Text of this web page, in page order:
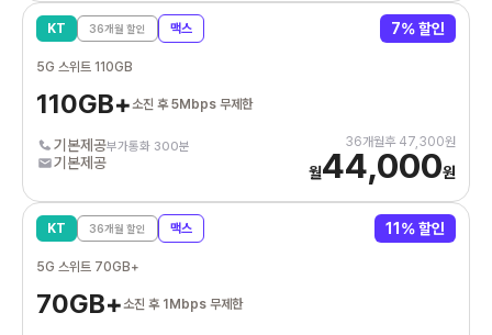
KT 36개월 할인 맥스 7% 할인
5G 스위트 110GB
110GB+소진 후 5Mbps 무제한
기본제공부가통화 300분
기본제공
36개월후 47,300원
월44,000원
KT 36개월 할인 맥스 11 % 할인
5G 스위트 70GB+
70GB+소진 후 1Mbps 무제한